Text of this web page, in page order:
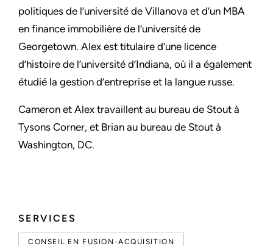
SERVICES
CONSEIL EN FUSION-ACQUISITION
politiques de l’université de Villanova et d’un MBA
en finance immobilière de l’université de
Georgetown. Alex est titulaire d’une licence
d’histoire de l’université d’Indiana, où il a également
étudié la gestion d’entreprise et la langue russe.
Cameron et Alex travaillent au bureau de Stout à
Tysons Corner, et Brian au bureau de Stout à
Washington, DC.